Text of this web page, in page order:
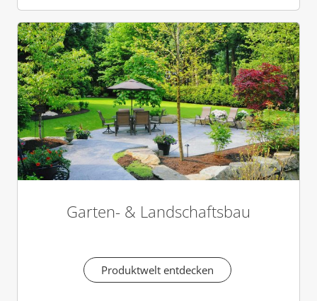
Garten- & Landschaftsbau
Produktwelt entdecken